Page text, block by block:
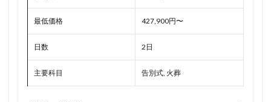
最低価格 427,900円〜
日数 2日
主要科目 告別式, 火葬